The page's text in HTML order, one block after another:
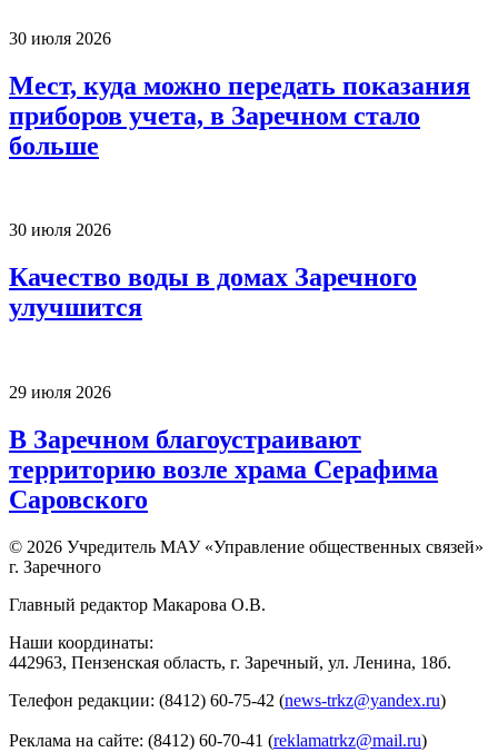
30 июля 2026
Мест, куда можно передать показания
приборов учета, в Заречном стало
больше
30 июля 2026
Качество воды в домах Заречного
улучшится
29 июля 2026
В Заречном благоустраивают
территорию возле храма Серафима
Саровского
© 2026 Учредитель МАУ «Управление общественных связей»
г. Заречного
Главный редактор Макарова О.В.
Наши координаты:
442963, Пензенская область, г. Заречный, ул. Ленина, 18б.
Телефон редакции: (8412) 60-75-42 (news-trkz@yandex.ru)
Реклама на сайте: (8412) 60-70-41 (reklamatrkz@mail.ru)